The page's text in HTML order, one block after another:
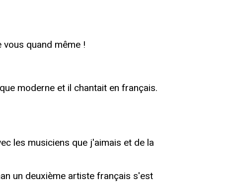
quand même !
moderne et il chantait en français.
les musiciens que j'aimais et de la
un deuxième artiste français s'est